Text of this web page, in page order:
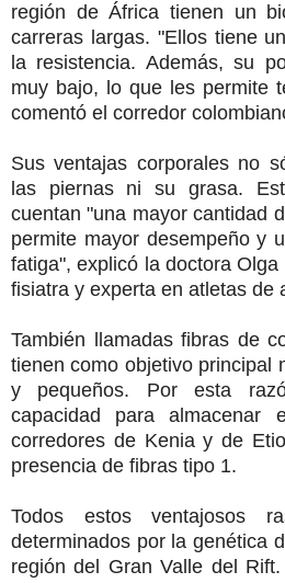
región de África tienen un
carreras largas. "Ellos tiene
la resistencia. Además, su
muy bajo, lo que les permite
comentó el corredor
Sus ventajas corporales no
las piernas ni su grasa.
cuentan "una mayor cantidad
permite mayor desempeño y
fatiga", explicó la doctora
fisiatra y experta en atletas de
También llamadas fibras de
tienen como objetivo principal
y pequeños. Por esta
capacidad para almacenar
corredores de Kenia y de
presencia de fibras tipo 1.
Todos estos ventajosos
determinados por la genética
región del Gran Valle del